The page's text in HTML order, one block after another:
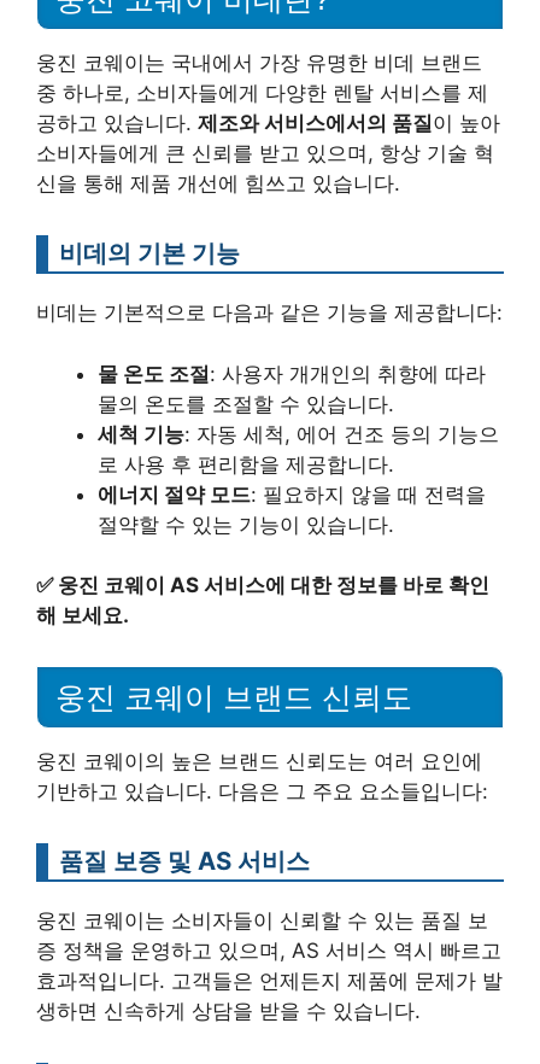
웅진 코웨이는 국내에서 가장 유명한 비데 브랜드
중 하나로, 소비자들에게 다양한 렌탈 서비스를 제
공하고 있습니다. 제조와 서비스에서의 품질이 높아
소비자들에게 큰 신뢰를 받고 있으며, 항상 기술 혁
신을 통해 제품 개선에 힘쓰고 있습니다.
비데의 기본 기능
비데는 기본적으로 다음과 같은 기능을 제공합니다:
물 온도 조절: 사용자 개개인의 취향에 따라
물의 온도를 조절할 수 있습니다.
세척 기능: 자동 세척, 에어 건조 등의 기능으
로 사용 후 편리함을 제공합니다.
에너지 절약 모드: 필요하지 않을 때 전력을
절약할 수 있는 기능이 있습니다.
✅ 웅진 코웨이 AS 서비스에 대한 정보를 바로 확인
해 보세요.
웅진 코웨이 브랜드 신뢰도
웅진 코웨이의 높은 브랜드 신뢰도는 여러 요인에
기반하고 있습니다. 다음은 그 주요 요소들입니다:
품질 보증 및 AS 서비스
웅진 코웨이는 소비자들이 신뢰할 수 있는 품질 보
증 정책을 운영하고 있으며, AS 서비스 역시 빠르고
효과적입니다. 고객들은 언제든지 제품에 문제가 발
생하면 신속하게 상담을 받을 수 있습니다.